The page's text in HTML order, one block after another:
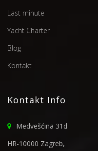
Last minute
Yacht Charter
Blog
Kontakt
Kontakt Info
Medvešćina 31d
HR-10000 Zagreb,